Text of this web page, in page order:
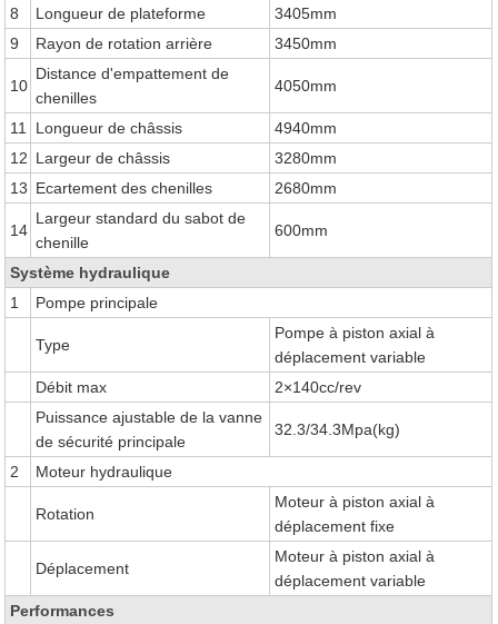
8
Longueur de plateforme
3405mm
9
Rayon de rotation arrière 3450mm
10
Distance d'empattement de
chenilles
4050mm
11 Longueur de châssis
4940mm
12 Largeur de châssis
3280mm
13 Ecartement des chenilles 2680mm
14
Largeur standard du sabot de
chenille
600mm
Système hydraulique
1
Pompe principale
Type
Pompe à piston axial à
déplacement variable
Débit max
2×140cc/rev
Puissance ajustable de la vanne
de sécurité principale
32.3/34.3Mpa(kg)
2 Moteur hydraulique
Rotation
Moteur à piston axial à
déplacement fixe
Déplacement
Moteur à piston axial à
déplacement variable
Performances